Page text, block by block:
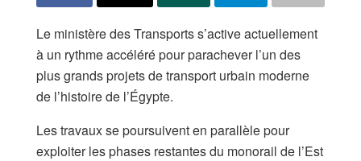
​Le ministère des Transports s’active actuellement
à un rythme accéléré pour parachever l’un des
plus grands projets de transport urbain moderne
de l’histoire de l’Égypte.
Les travaux se poursuivent en parallèle pour
exploiter les phases restantes du monorail de l’Est